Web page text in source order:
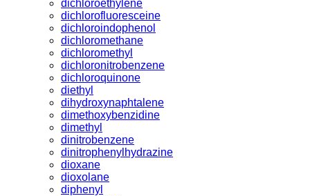
dichloroethylene
dichlorofluoresceine
dichloroindophenol
dichloromethane
dichloromethyl
dichloronitrobenzene
dichloroquinone
diethyl
dihydroxynaphtalene
dimethoxybenzidine
dimethyl
dinitrobenzene
dinitrophenylhydrazine
dioxane
dioxolane
diphenyl